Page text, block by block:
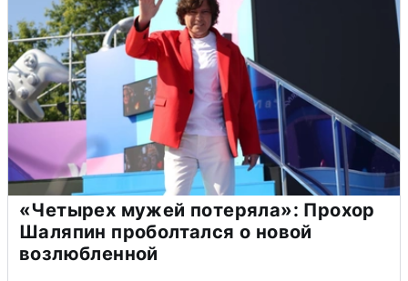
«Четырех мужей потеряла»: Прохор
Шаляпин проболтался о новой
возлюбленной